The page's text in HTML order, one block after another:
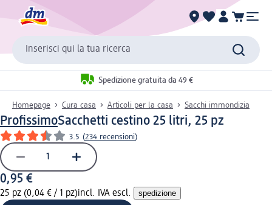
Inserisci qui la tua ricerca
Spedizione gratuita da 49 €
Homepage Cura casa Articoli per la casa Sacchi immondizia
ProfissimoSacchetti cestino 25 litri, 25 pz
3.5 (234 recensioni)
0,95 €
25 pz (0,04 € / 1 pz)incl. IVA escl. spedizione